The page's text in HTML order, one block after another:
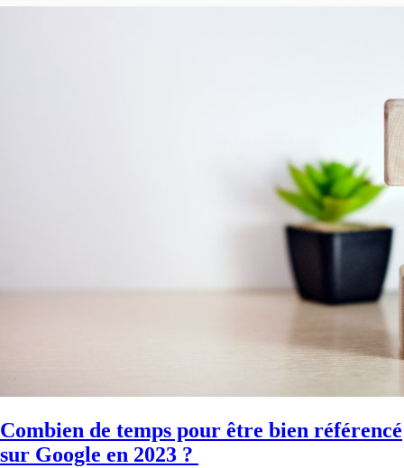
Combien de temps pour être bien référencé
sur Google en 2023 ?